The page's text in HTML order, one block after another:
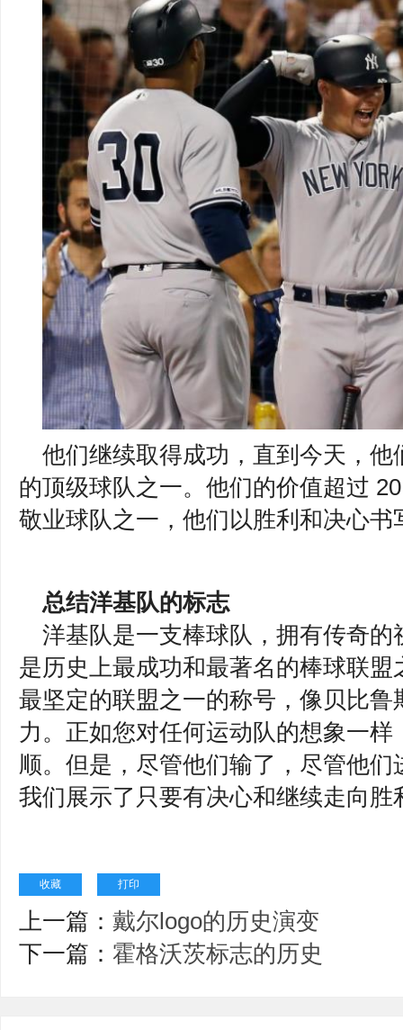
他们继续取得成功，直到今天，
的顶级球队之一。他们的价值超过
敬业球队之一，他们以胜利和决心
总结洋基队的标志
洋基队是一支棒球队，拥有传奇
是历史上最成功和最著名的棒球联
最坚定的联盟之一的称号，像贝比
力。正如您对任何运动队的想象一
顺。但是，尽管他们输了，尽管他
我们展示了只要有决心和继续走向胜
收藏 打印
上一篇： 戴尔logo的历史演变
下一篇： 霍格沃茨标志的历史